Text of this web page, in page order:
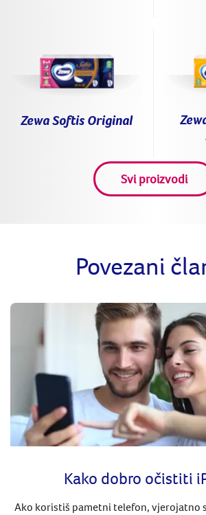
Zewa Softis Original
Svi proizvodi
Povezani
Kako dobro očistiti
Ako koristiš pametni telefon, vjerojatno